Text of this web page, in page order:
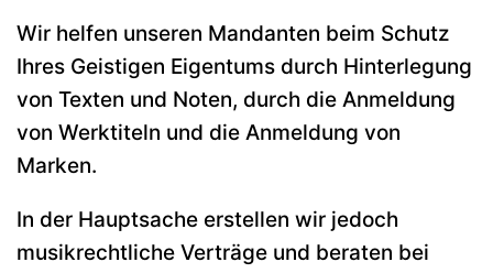
Wir helfen unseren Mandanten beim Schutz
Ihres Geistigen Eigentums durch Hinterlegung
von Texten und Noten, durch die Anmeldung
von Werktiteln und die Anmeldung von
Marken.
In der Hauptsache erstellen wir jedoch
musikrechtliche Verträge und beraten bei